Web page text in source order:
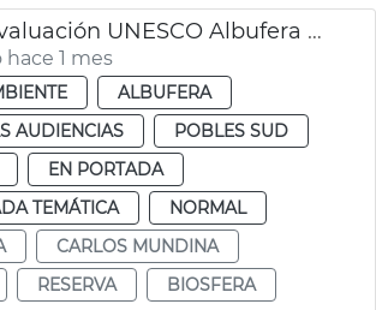
Informe evaluación UNESCO Albufera València reserva biosfera
1 mes
ALBUFERA
AUDIENCIAS
POBLES SUD
EN PORTADA
TEMÁTICA
NORMAL
CARLOS MUNDINA
RESERVA BIOSFERA